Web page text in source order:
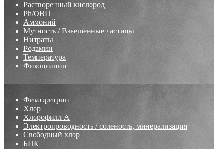
Растворенный кислород
Ph/ОВП
Аммоний
Мутность / Взвешенные частицы
Нитраты
Родамин
Температура
Фикоцианин
Фикоэритрин
Хлор
Хлорофилл А
Электропроводность / соленость, минерализация
Свободный хлор
БПК